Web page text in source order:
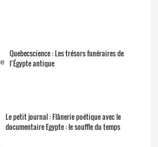
Quebecscience : Les trésors funéraires de
l’Égypte antique
Le petit journal : Flânerie poétique avec le
documentaire Egypte : le souffle du temps